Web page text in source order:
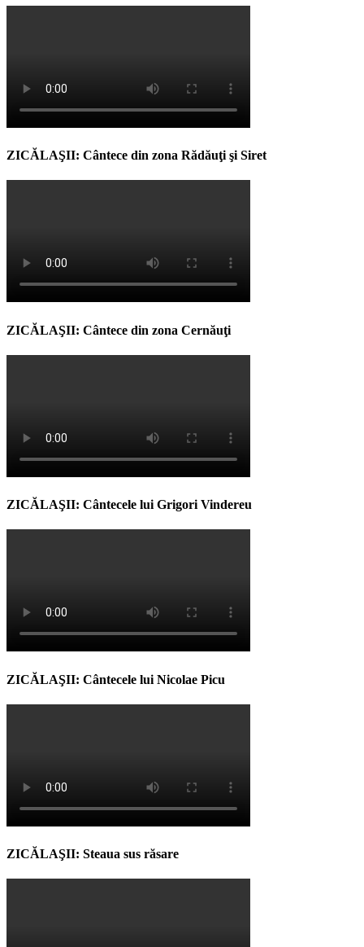
ZICĂLAŞII: Cântece din zona Rădăuţi şi Siret
ZICĂLAŞII: Cântece din zona Cernăuţi
ZICĂLAŞII: Cântecele lui Grigori Vindereu
ZICĂLAŞII: Cântecele lui Nicolae Picu
ZICĂLAŞII: Steaua sus răsare